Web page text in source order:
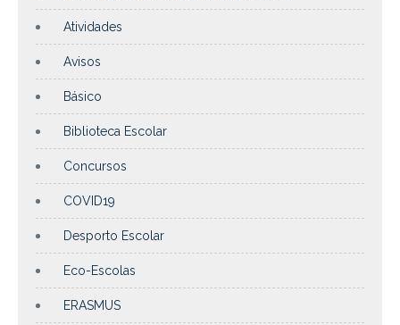
Atividades
Avisos
Básico
Biblioteca Escolar
Concursos
COVID19
Desporto Escolar
Eco-Escolas
ERASMUS